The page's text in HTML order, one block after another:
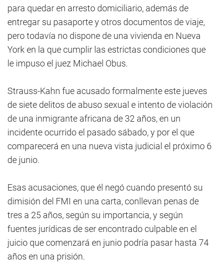
para quedar en arresto domiciliario, además de
entregar su pasaporte y otros documentos de viaje,
pero todavía no dispone de una vivienda en Nueva
York en la que cumplir las estrictas condiciones que
le impuso el juez Michael Obus.
Strauss-Kahn fue acusado formalmente este jueves
de siete delitos de abuso sexual e intento de violación
de una inmigrante africana de 32 años, en un
incidente ocurrido el pasado sábado, y por el que
comparecerá en una nueva vista judicial el próximo 6
de junio.
Esas acusaciones, que él negó cuando presentó su
dimisión del FMI en una carta, conllevan penas de
tres a 25 años, según su importancia, y según
fuentes jurídicas de ser encontrado culpable en el
juicio que comenzará en junio podría pasar hasta 74
años en una prisión.